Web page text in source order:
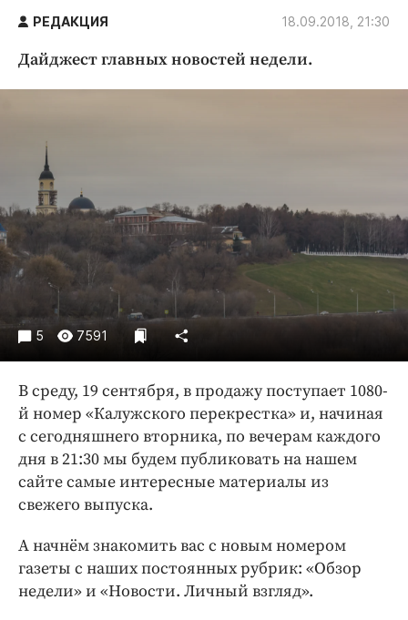
Авто и транспорт
Погода
Праздники
Происшествия
Спорт
Экономика и бизнес
Блоги
Издания
Медиаперсона
Интересное чтиво
Клиника года
Работодатель года
РЕДАКЦИЯ 18.09.2018, 21:30
Дайджест главных новостей недели.
5 7591
В среду, 19 сентября, в продажу поступает 1080-
й номер «Калужского перекрестка» и, начиная
с сегодняшнего вторника, по вечерам каждого
дня в 21:30 мы будем публиковать на нашем
сайте самые интересные материалы из
свежего выпуска.
А начнём знакомить вас с новым номером
газеты с наших постоянных рубрик: «Обзор
недели» и «Новости. Личный взгляд».